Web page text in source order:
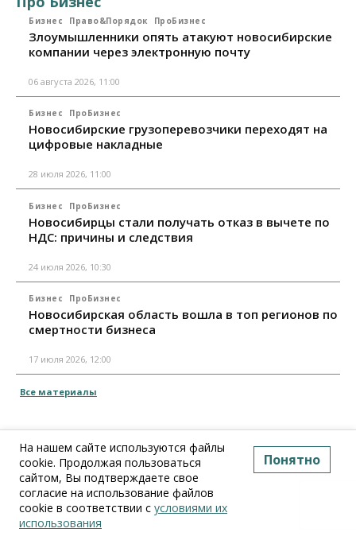
Бизнес Право&Порядок ПроБизнес
Злоумышленники опять атакуют новосибирские
компании через электронную почту
06 августа 2026, 11:00
Бизнес ПроБизнес
Новосибирские грузоперевозчики переходят на
цифровые накладные
28 июля 2026, 11:00
Бизнес ПроБизнес
Новосибирцы стали получать отказ в вычете по
НДС: причины и следствия
24 июля 2026, 10:30
Бизнес ПроБизнес
Новосибирская область вошла в топ регионов по
смертности бизнеса
17 июля 2026, 12:00
Все материалы
На нашем сайте используются файлы
cookie. Продолжая пользоваться
сайтом, Вы подтверждаете свое
согласие на использование файлов
cookie в соответствии с условиями их
использования
Понятно